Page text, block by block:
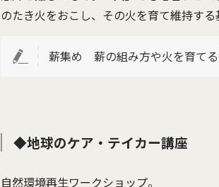
のたき火をおこし、その火を育て維持す
薪集め 薪の組み方や火を育て
◆地球のケア・テイカー講座
自然環境再生ワークショップ。